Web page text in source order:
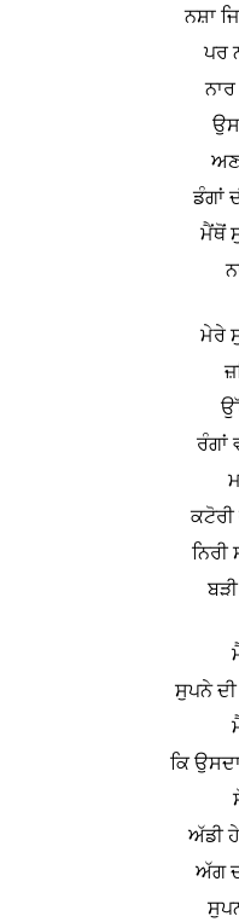
ਨਸ਼ਾ
ਪਰ
ਡੰਗਾਂ
ਮੈਂਥੋਂ
ਮੇਰੇ
ਰੰਗਾਂ
ਕਟੋਰੀ
ਸੁਪਨੇ
ਕਿ
ਅੱਡੀ
ਅੱਗ